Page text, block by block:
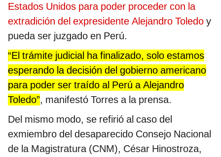
Estados Unidos para poder proceder con la
extradición del expresidente Alejandro Toledo y
pueda ser juzgado en Perú.
“El trámite judicial ha finalizado, solo estamos
esperando la decisión del gobierno americano
para poder ser traído al Perú a Alejandro
Toledo”, manifestó Torres a la prensa.
Del mismo modo, se refirió al caso del
exmiembro del desaparecido Consejo Nacional
de la Magistratura (CNM), César Hinostroza,